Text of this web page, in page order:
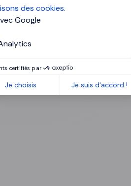
des cookies.
Google
certifiés par
Je choisis Je suis d'accord !